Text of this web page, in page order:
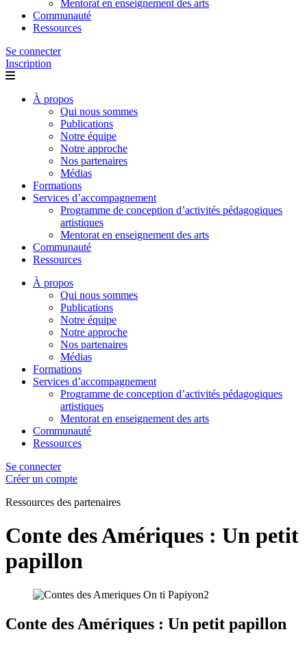
Mentorat en enseignement des arts
Communauté
Ressources
Se connecter
Inscription
À propos
Qui nous sommes
Publications
Notre équipe
Notre approche
Nos partenaires
Médias
Formations
Services d’accompagnement
Programme de conception d’activités pédagogiques
artistiques
Mentorat en enseignement des arts
Communauté
Ressources
À propos
Qui nous sommes
Publications
Notre équipe
Notre approche
Nos partenaires
Médias
Formations
Services d’accompagnement
Programme de conception d’activités pédagogiques
artistiques
Mentorat en enseignement des arts
Communauté
Ressources
Se connecter
Créer un compte
Ressources des partenaires
Conte des Amériques : Un petit
papillon
Conte des Amériques : Un petit papillon